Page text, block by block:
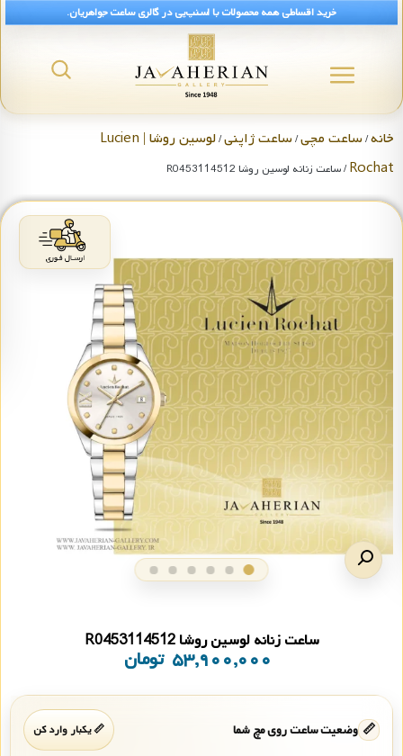
خرید اقساطی همه محصولات با اسنپ‌پی در گالری ساعت جواهریان.
خانه/ساعت مچی/ساعت ژاپنی/
لوسین روشا | Lucien
Rochat/ ساعت زنانه لوسین روشا R0453114512
ساعت زنانه لوسین روشا R0453114512
۵۳,۹۰۰,۰۰۰ تومان
📏 وضعیت ساعت روی مچ شما 📏 یکبار وارد کن